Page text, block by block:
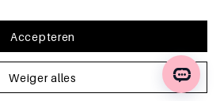
uw voorkeursinstellingen onthoudt.
om onze website te optimaliseren.Om
goede browse- en winkelervaring heeft
van cookies. U kunt zich afmelden
van uw internetbrowser aan te
cookies meer opslaat. U kunt ook alle
Weiger alles
Accepteren